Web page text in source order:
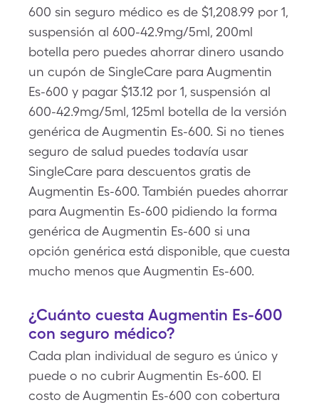
600 sin seguro médico es de $1,208.99 por 1,
suspensión al 600-42.9mg/5ml, 200ml
botella pero puedes ahorrar dinero usando
un cupón de SingleCare para Augmentin
Es-600 y pagar $13.12 por 1, suspensión al
600-42.9mg/5ml, 125ml botella de la versión
genérica de Augmentin Es-600. Si no tienes
seguro de salud puedes todavía usar
SingleCare para descuentos gratis de
Augmentin Es-600. También puedes ahorrar
para Augmentin Es-600 pidiendo la forma
genérica de Augmentin Es-600 si una
opción genérica está disponible, que cuesta
mucho menos que Augmentin Es-600.
¿Cuánto cuesta Augmentin Es-600
con seguro médico?
Cada plan individual de seguro es único y
puede o no cubrir Augmentin Es-600. El
costo de Augmentin Es-600 con cobertura